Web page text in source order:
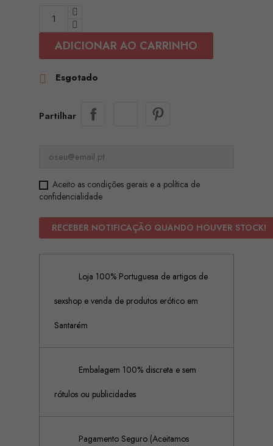
ADICIONAR AO CARRINHO
 Esgotado
Partilhar
Aceito as condições gerais e a política de
confidencialidade
RECEBER NOTIFICAÇÃO QUANDO HOUVER STOCK!
Loja 100% Portuguesa de artigos de
sexshop e venda de produtos erótico em
Santarém
Embalagem 100% discreta e sem
rótulos ou publicidades
Pagamento Seguro (Aceitamos